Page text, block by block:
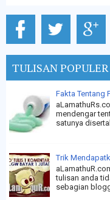
TULISAN POPULER
Fakta Tentang
mendengar
satunya
Trik
tulisan anda
sebagian